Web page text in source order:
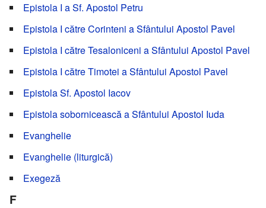
Epistola I a Sf. Apostol Petru
Epistola I către Corinteni a Sfântului Apostol Pavel
Epistola I către Tesaloniceni a Sfântului Apostol Pavel
Epistola I către Timotei a Sfântului Apostol Pavel
Epistola Sf. Apostol Iacov
Epistola sobornicească a Sfântului Apostol Iuda
Evanghelie
Evanghelie (liturgică)
Exegeză
F